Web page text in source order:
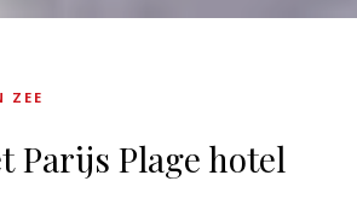
ZEE
Parijs Plage hotel